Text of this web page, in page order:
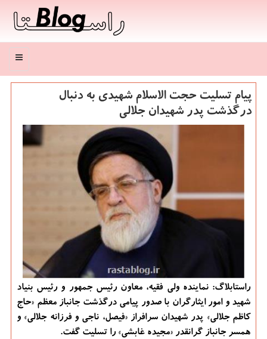
منو
پیام تسلیت حجت الاسلام شهیدی به دنبال
درگذشت پدر شهیدان جلالی
راستابلاگ: نماینده ولی فقیه، معاون رئیس جمهور و رئیس بنیاد
شهید و امور ایثارگران با صدور پیامی درگذشت جانباز معظم «حاج
كاظم جلالی» پدر شهیدان سرافراز «فیصل، ناجی و فرزانه جلالی» و
همسر جانباز گرانقدر «مجیده غابشی» را تسلیت گفت.